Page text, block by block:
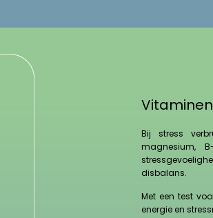
Bij stress
magnesium,
disbalans.
Met een test
energie en